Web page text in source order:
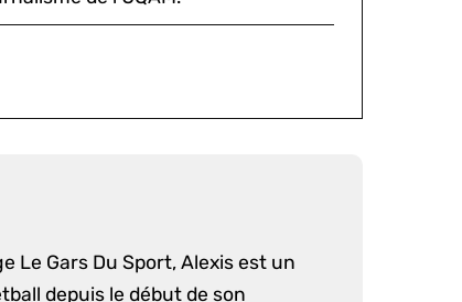
Le Gars Du Sport, Alexis est un
depuis le début de son